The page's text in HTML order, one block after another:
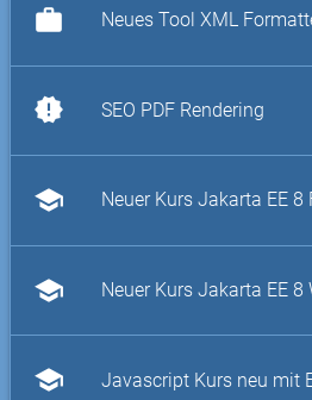
work Neues Tool XML
new_releases SEO PDF Rendering
school Neuer Kurs Jakarta EE
school Neuer Kurs Jakarta EE 8
school Javascript Kurs neu mit